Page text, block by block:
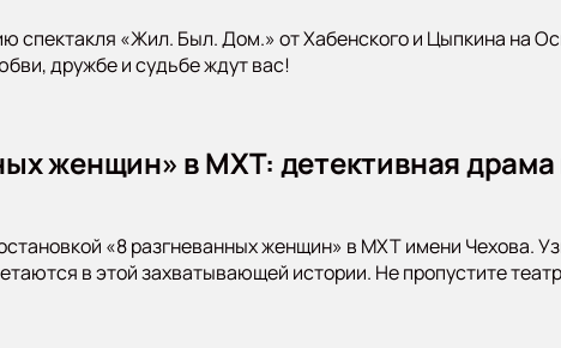
спектакля «Жил. Был. Дом.» от Хабенского и Цыпкина на
дружбе и судьбе ждут вас!
женщин» в МХТ: детективная
«8 разгневанных женщин» в МХТ имени Чехова.
в этой захватывающей истории. Не пропустите